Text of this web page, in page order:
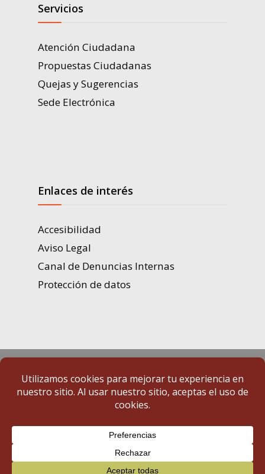
Servicios
Atención Ciudadana
Propuestas Ciudadanas
Quejas y Sugerencias
Sede Electrónica
Enlaces de interés
Accesibilidad
Aviso Legal
Canal de Denuncias Internas
Protección de datos
Portal de Transparencia | Diputación de Badajoz
© 2025 Portal de Transparencia. Todos los derechos reservados.